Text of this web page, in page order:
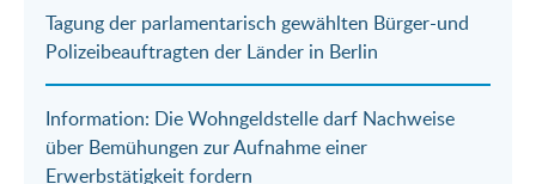
Mail
Tagung der parlamentarisch gewählten Bürger-und
Polizeibeauftragten der Länder in Berlin
Information: Die Wohngeldstelle darf Nachweise
über Bemühungen zur Aufnahme einer
Erwerbstätigkeit fordern